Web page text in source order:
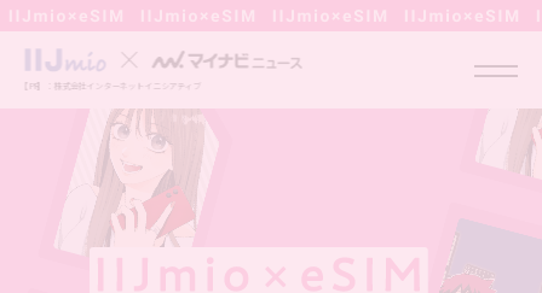
【PR】：株式会社インターネットイニシアティブ